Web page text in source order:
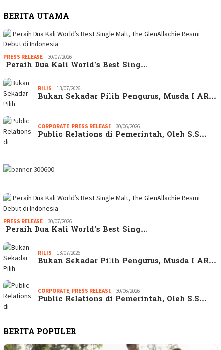
BERITA UTAMA
PRESS RELEASE 30/07/2026
Peraih Dua Kali World’s Best Sing…
RILIS 13/07/2026
Bukan Sekadar Pilih Pengurus, Musda I AR…
CORPORATE, PRESS RELEASE 30/06/2026
Public Relations di Pemerintah, Oleh S.S…
PRESS RELEASE 30/07/2026
Peraih Dua Kali World’s Best Sing…
RILIS 13/07/2026
Bukan Sekadar Pilih Pengurus, Musda I AR…
CORPORATE, PRESS RELEASE 30/06/2026
Public Relations di Pemerintah, Oleh S.S…
BERITA POPULER